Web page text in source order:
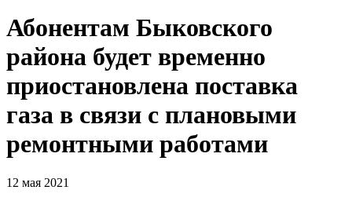
Абонентам Быковского
района будет временно
приостановлена поставка
газа в связи с плановыми
ремонтными работами
12 мая 2021